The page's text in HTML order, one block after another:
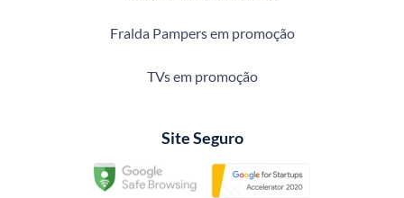
Fralda Pampers em promoção
TVs em promoção
Site Seguro